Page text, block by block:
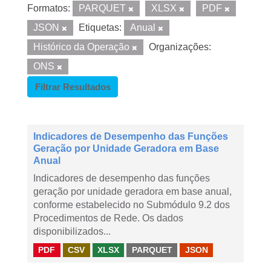
Formatos: PARQUET XLSX
PDF
JSON
Etiquetas:
Anual
Histórico da Operação
Organizações:
ONS
Filtrar Resultados
Indicadores de Desempenho das Funções
Geração por Unidade Geradora em Base
Anual
Indicadores de desempenho das funções
geração por unidade geradora em base anual,
conforme estabelecido no Submódulo 9.2 dos
Procedimentos de Rede. Os dados
disponibilizados...
PDF CSV XLSX PARQUET JSON